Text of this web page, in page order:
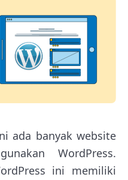
ada banyak website
WordPress.
ini memiliki